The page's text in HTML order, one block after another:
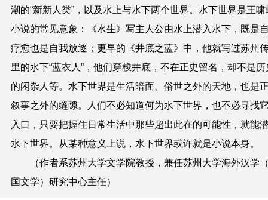
潮的“新新人类”，以及水上与水下两个世界。水下世界是王啸
小说的常见意象：《水生》写主人公由水上潜入水下，既是
疗愈也是自我放逐；更早的《井底之蓝》中，他就写过苏州
里的水下“蓝衣人”，他们穿梭井底，不在正史留名，却不是历
的闲杂人等。水下世界是生活暗面、俗世之外的天地，也是
叙事之外的缝隙。人们不必知道何为水下世界，也不必寻找
入口，只要把握住日常生活中那些超出此在的可能性，就能
水下世界。从某种意义上说，水下世界或许就是小说本身。
（作者系苏州大学文学院教授，兼任苏州大学海外汉学
国文学）研究中心主任）